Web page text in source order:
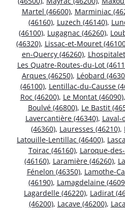
Martel (46600), Marminiac
(46160), Luzech (46140),
(46100), Lugagnac (46260),
(46320), Lissac-et-Mouret
en-Quercy (46260),
Les Quatre-Routes-du-Lot
Arques (46250), Léobard
(46100), Lentillac-du-Causse
Roc (46200), Le Montat (46090),
Boulvé (46800), Le Bastit
Lavercantière (46340), Laval-
(46360), Lauresses (46210),
Latouille-Lentillac (46400),
Toirac (46160), Laroque-
(46160), Laramière (46260),
Fénelon (46350), Lamothe-
(46190), Lamagdelaine
Lagardelle (46220), Ladirat
(46200), Lacave (46200),